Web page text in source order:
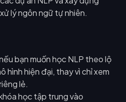
lý ngôn ngữ tự nhiên.
bạn muốn học NLP theo lộ
hình hiện đại, thay vì chỉ xem
lẻ.
học tập trung vào